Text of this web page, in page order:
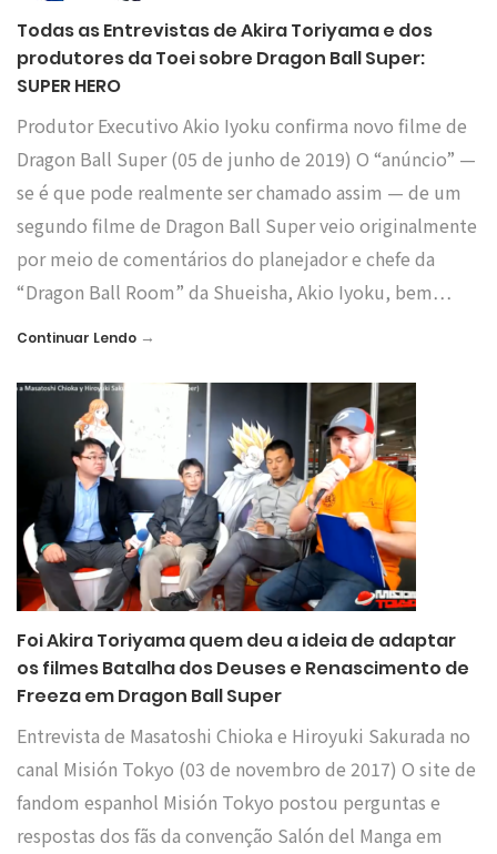
Todas as Entrevistas de Akira Toriyama e dos
produtores da Toei sobre Dragon Ball Super:
SUPER HERO
Produtor Executivo Akio Iyoku confirma novo filme de
Dragon Ball Super (05 de junho de 2019) O “anúncio” —
se é que pode realmente ser chamado assim — de um
segundo filme de Dragon Ball Super veio originalmente
por meio de comentários do planejador e chefe da
“Dragon Ball Room” da Shueisha, Akio Iyoku, bem…
Continuar Lendo →
Foi Akira Toriyama quem deu a ideia de adaptar
os filmes Batalha dos Deuses e Renascimento de
Freeza em Dragon Ball Super
Entrevista de Masatoshi Chioka e Hiroyuki Sakurada no
canal Misión Tokyo (03 de novembro de 2017) O site de
fandom espanhol Misión Tokyo postou perguntas e
respostas dos fãs da convenção Salón del Manga em